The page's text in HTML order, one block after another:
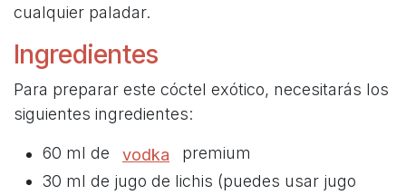
cualquier paladar.
Ingredientes
Para preparar este cóctel exótico, necesitarás los
siguientes ingredientes:
60 ml de vodka
premium
30 ml de jugo de lichis (puedes usar jugo